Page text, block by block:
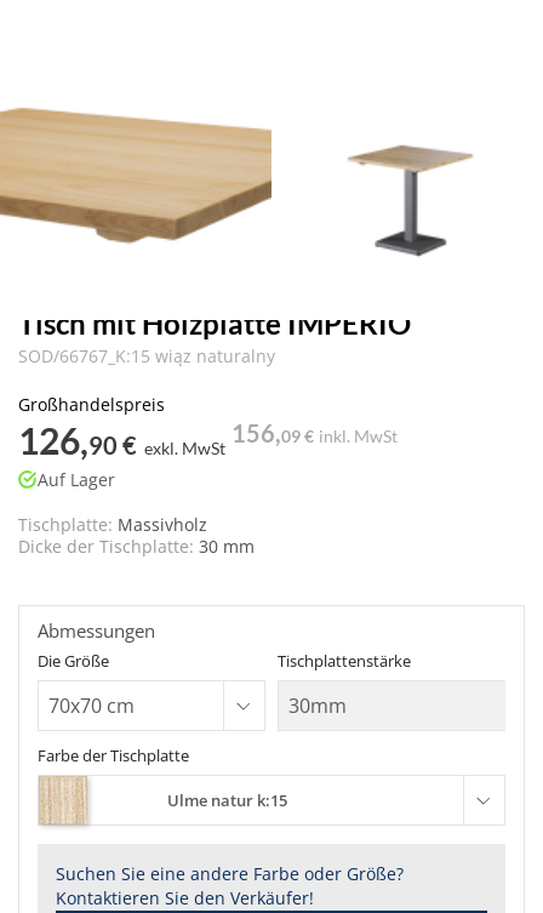
Tisch mit Holzplatte IMPERIO
SOD/66767_K:15 wiąz naturalny
Großhandelspreis
126,90 € exkl. MwSt
156,09 € inkl. MwSt
Auf Lager
Tischplatte: Massivholz
Dicke der Tischplatte: 30 mm
Farbe der Tischplatte
Ulme natur k:15
Suchen Sie eine andere Farbe oder Größe?
Kontaktieren Sie den Verkäufer!
Die Größe Tischplattenstärke
Abmessungen